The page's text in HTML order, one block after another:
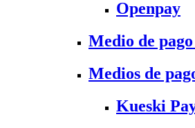
Openpay
Medio de
Medios de
Kueski